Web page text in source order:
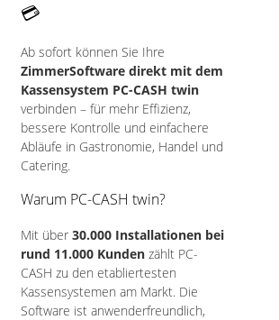
💳
Ab sofort können Sie Ihre
ZimmerSoftware direkt mit dem
Kassensystem PC-CASH twin
verbinden – für mehr Effizienz,
bessere Kontrolle und einfachere
Abläufe in Gastronomie, Handel und
Catering.
Warum PC-CASH twin?
Mit über 30.000 Installationen bei
rund 11.000 Kunden zählt PC-
CASH zu den etabliertesten
Kassensystemen am Markt. Die
Software ist anwenderfreundlich,